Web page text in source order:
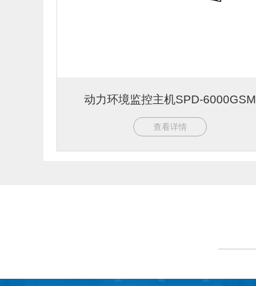
动力环境监控主机SPD-6000GSM
查看详情